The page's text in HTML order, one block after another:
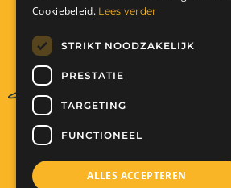
voedsel te
en geven
Blijf op
Meld u aan
van nieuws
Cookiebeleid. Lees verder
STRIKT NOODZAKELIJK
PRESTATIE
TARGETING
FUNCTIONEEL
ALLES ACCEPTEREN